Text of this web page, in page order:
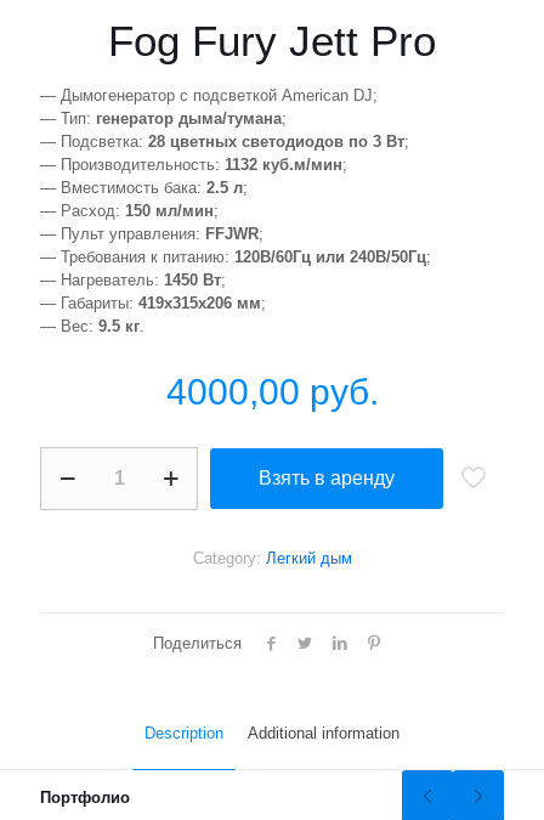
Fog Fury Jett Pro
— Дымогенератор с подсветкой American DJ;
— Тип: генератор дыма/тумана;
— Подсветка: 28 цветных светодиодов по 3 Вт;
— Производительность: 1132 куб.м/мин;
— Вместимость бака: 2.5 л;
— Расход: 150 мл/мин;
— Пульт управления: FFJWR;
— Требования к питанию: 120В/60Гц или 240В/50Гц;
— Нагреватель: 1450 Вт;
— Габариты: 419x315x206 мм;
— Вес: 9.5 кг.
4000,00 руб.
Fury
Jett
Взять в аренду
Category: Легкий дым
Поделиться
Description Additional information
Портфолио